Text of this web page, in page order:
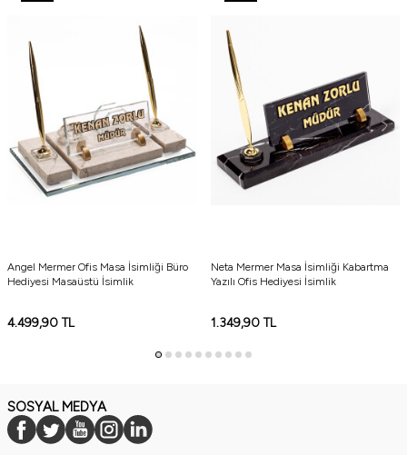
Angel Mermer Ofis Masa İsimliği Büro
Hediyesi Masaüstü İsimlik
4.499,90 TL
Neta Mermer Masa İsimliği Kabartma
Yazılı Ofis Hediyesi İsimlik
1.349,90TL
SOSYAL MEDYA